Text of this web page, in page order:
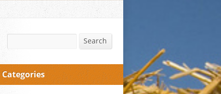
Search
Categories